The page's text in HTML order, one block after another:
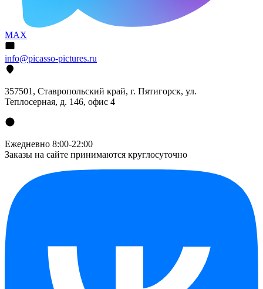
MAX
info@picasso-pictures.ru
357501, Ставропольский край, г. Пятигорск, ул.
Теплосерная, д. 146, офис 4
Ежедневно 8:00-22:00
Заказы на сайте принимаются круглосуточно